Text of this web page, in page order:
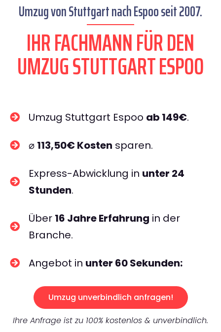
Umzug von Stuttgart nach Espoo seit 2007.
IHR FACHMANN FÜR DEN
UMZUG STUTTGART ESPOO
Umzug Stuttgart Espoo ab 149€.
⌀ 113,50€ Kosten sparen.
Express-Abwicklung in unter 24
Stunden.
Über 16 Jahre Erfahrung in der
Branche.
Angebot in unter 60 Sekunden:
Umzug unverbindlich anfragen!
Ihre Anfrage ist zu 100% kostenlos & unverbindlich.